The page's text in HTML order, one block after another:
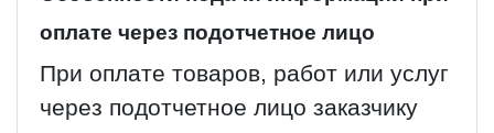
оплате через подотчетное лицо
При оплате товаров, работ или услуг
через подотчетное лицо заказчику